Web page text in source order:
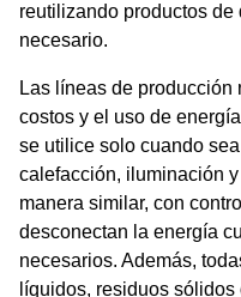
reutilizando productos
necesario.
Las líneas de producción
costos y el uso de
se utilice solo cuando
calefacción, iluminación
manera similar, con
desconectan la energía
necesarios. Además,
líquidos, residuos